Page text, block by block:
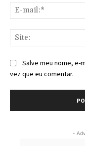
Salve meu nome, e-
vez que eu comentar.
-